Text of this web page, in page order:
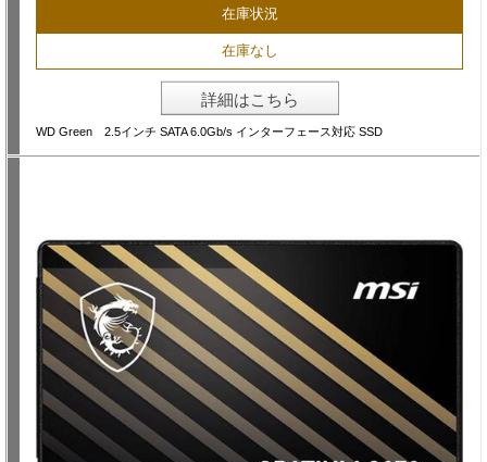
在庫状況
在庫なし
詳細はこちら
WD Green 2.5インチ SATA 6.0Gb/s インターフェース対応 SSD